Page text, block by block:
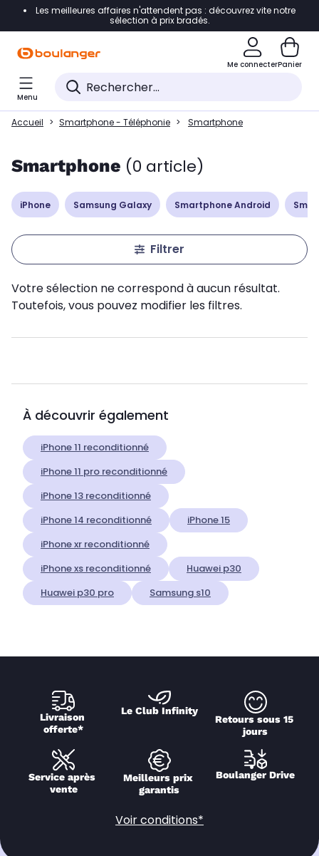
Accéder directement à la navigation
Accéder directement à la liste des produits
Accéder directement au contenu
Accéder directement au pied de page
Accéder directement au chatbot
Les meilleures affaires n'attendent pas : découvrez vite notre
sélection à prix bradés.
Me connecterPanier
Menu
Accueil Smartphone - Téléphonie Smartphone
Smartphone (0 article)
iPhone Samsung Galaxy Smartphone Android
Filtrer
Votre sélection ne correspond à aucun résultat.
Toutefois, vous pouvez modifier les filtres.
À découvrir également
iPhone 11 reconditionné
iPhone 11 pro reconditionné
iPhone 13 reconditionné
iPhone 14 reconditionné
iPhone 15
iPhone xr reconditionné
iPhone xs reconditionné
Huawei p30
Huawei p30 pro
Samsung s10
Livraison
offerte*
Le Club Infinity
Retours sous 15
jours
Service après
vente
Meilleurs prix
garantis
Boulanger Drive
Voir conditions*